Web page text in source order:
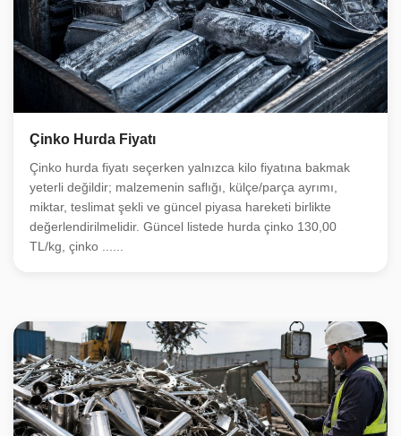
Çinko Hurda Fiyatı
Çinko hurda fiyatı seçerken yalnızca kilo fiyatına bakmak
yeterli değildir; malzemenin saflığı, külçe/parça ayrımı,
miktar, teslimat şekli ve güncel piyasa hareketi birlikte
değerlendirilmelidir. Güncel listede hurda çinko 130,00
TL/kg, çinko ......